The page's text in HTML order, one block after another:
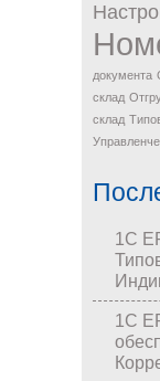
документа
склад
склад
1С
1С